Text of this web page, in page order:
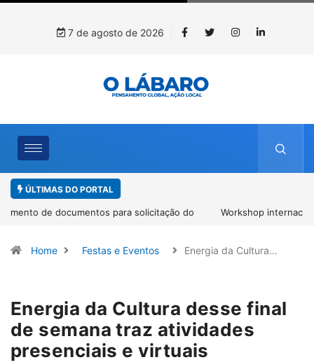
7 de agosto de 2026
ÚLTIMAS DO PORTAL
Workshop internacional debate futuro da piscicultura com
Home Festas e Eventos Energia da Cultura…
Energia da Cultura desse final
de semana traz atividades
presenciais e virtuais